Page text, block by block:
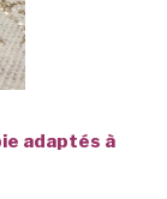
adaptés à